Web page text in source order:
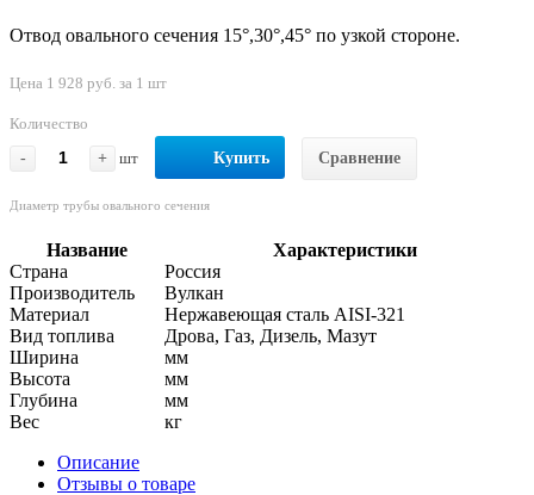
Отвод овального сечения 15°,30°,45° по узкой стороне.
Цена 1 928 руб. за 1 шт
Количество
-
+ шт Купить Сравнение
Диаметр трубы овального сечения
Название
Характеристики
Страна
Россия
Производитель
Вулкан
Материал
Нержавеющая сталь AISI-321
Вид топлива
Дрова, Газ, Дизель, Мазут
Ширина
мм
Высота
мм
Глубина
мм
Вес
кг
Описание
Отзывы о товаре